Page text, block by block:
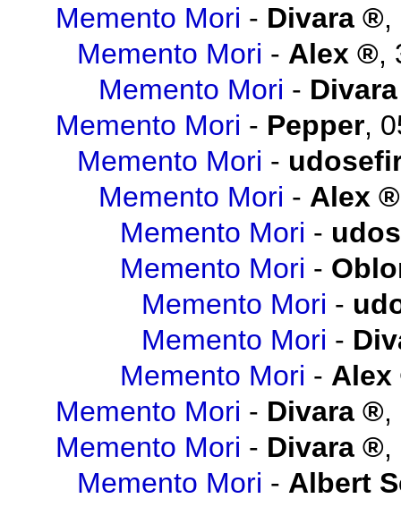
Memento Mori - Divara ,
Memento Mori - Alex ,
Memento Mori - Divara
Memento Mori - Pepper,
Memento Mori -
Memento Mori - Alex
Memento Mori -
Memento Mori -
Memento Mori -
Memento Mori -
Memento Mori - Alex
Memento Mori - Divara ,
Memento Mori - Divara ,
Memento Mori - Albert